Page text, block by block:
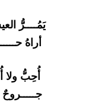
يَمُــــرُّ
أراهُ
أُحِبُّ ولا
جـــــروحٌ